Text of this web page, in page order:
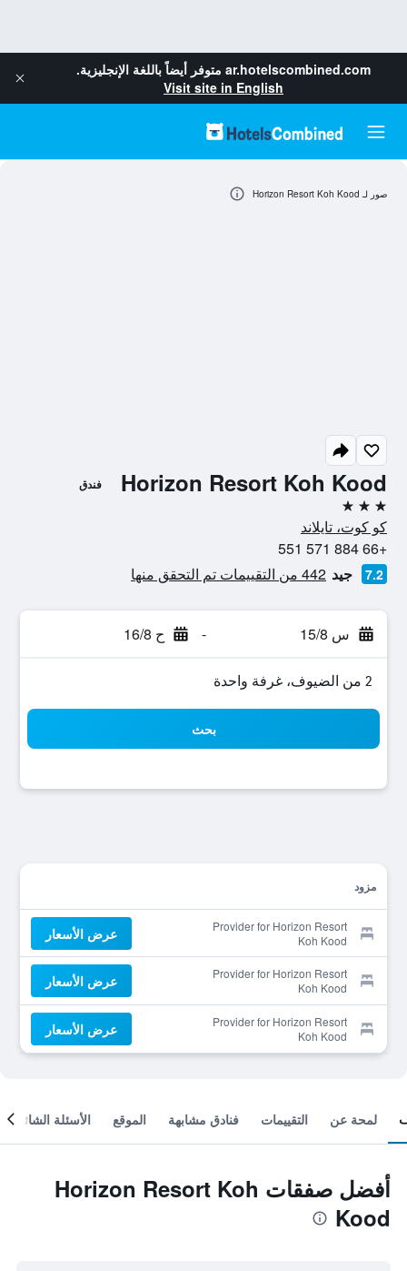
ar.hotelscombined.com متوفر أيضاً باللغة الإنجليزية.
Visit site in English
Horizon Resort Koh Kood فندق
3 نجوم
كو كوت، تايلاند
+66 884 571 551
7.2 جيد 442 من التقييمات تم التحقق منها
س 15/8 - ح 16/8
2 من الضيوف، غرفة واحدة
بحث
مزود
Provider for Horizon Resort
Koh Kood
عرض الأسعار
Provider for Horizon Resort
Koh Kood
عرض الأسعار
Provider for Horizon Resort
Koh Kood
عرض الأسعار
صور لـ Horizon Resort Koh Kood
لمحة عن التقييمات فنادق مشابهة الموقع الأسئلة الشائعة
أفضل صفقات Horizon Resort Koh
Kood